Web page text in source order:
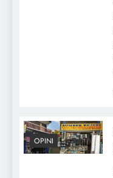
OPINI